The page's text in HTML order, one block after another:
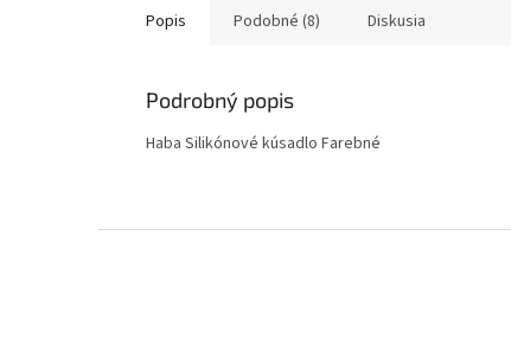
Popis Podobné (8) Diskusia
Podrobný popis
Haba Silikónové kúsadlo Farebné